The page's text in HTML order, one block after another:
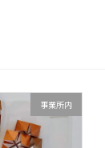
事業所内